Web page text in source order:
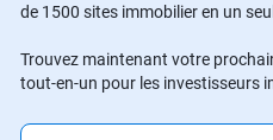
de 1500 sites immobilier en un
Trouvez maintenant votre
tout-en-un pour les investisseurs